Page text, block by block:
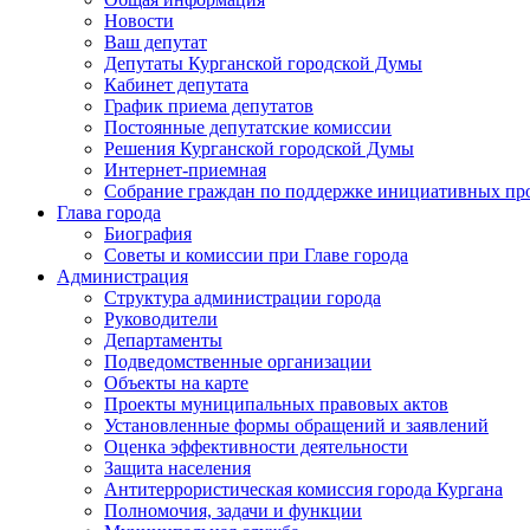
Новости
Ваш депутат
Депутаты Курганской городской Думы
Кабинет депутата
График приема депутатов
Постоянные депутатские комиссии
Решения Курганской городской Думы
Интернет-приемная
Собрание граждан по поддержке инициативных
Глава города
Биография
Советы и комиссии при Главе города
Администрация
Структура администрации города
Руководители
Департаменты
Подведомственные организации
Объекты на карте
Проекты муниципальных правовых актов
Установленные формы обращений и заявлений
Оценка эффективности деятельности
Защита населения
Антитеррористическая комиссия города Кургана
Полномочия, задачи и функции